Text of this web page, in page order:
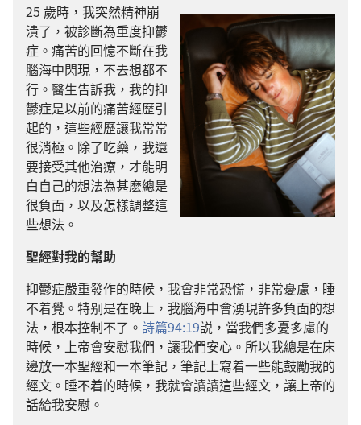
25 歲時，我突然精神崩
潰了，被診斷為重度抑鬱
症。痛苦的回憶不斷在我
腦海中閃現，不去想都不
行。醫生告訴我，我的抑
鬱症是以前的痛苦經歷引
起的，這些經歷讓我常常
很消極。除了吃藥，我還
要接受其他治療，才能明
白自己的想法為甚麽總是
很負面，以及怎樣調整這
些想法。
聖經對我的幫助
抑鬱症嚴重發作的時候，我會非常恐慌，非常憂慮，睡
不着覺。特别是在晚上，我腦海中會湧現許多負面的想
法，根本控制不了。 詩篇94:19説，當我們多憂多慮的
時候，上帝會安慰我們，讓我們安心。所以我總是在床
邊放一本聖經和一本筆記，筆記上寫着一些能鼓勵我的
經文。睡不着的時候，我就會讀讀這些經文，讓上帝的
話給我安慰。